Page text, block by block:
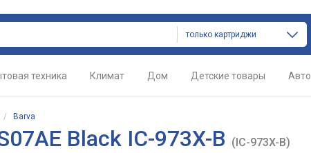
только картриджи
техника Климат Дом Детские товары Авто
/ Barva
Black IC-973X-B (IC-973X-B)